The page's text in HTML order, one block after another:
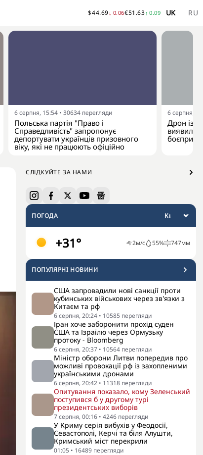
$44.69↓ 0.06€51.63↑ 0.09 UK RU
6 серпня, 15:54 • 30634 перегляди
Польська партія "Право і
Справедливість" запропонує
депортувати українців призовного
віку, які не працюють офіційно
6 серпня,
Дрон із
виявили
СЛІДКУЙТЕ ЗА НАМИ
ПОГОДА
+31° 2м/с 55% 747мм
ПОПУЛЯРНI НОВИНИ
США запровадили нові санкції проти
кубинських військових через зв'язки з
Китаєм та рф
6 серпня, 20:24 • 10585 перегляди
Іран хоче заборонити прохід суден
США та Ізраїлю через Ормузьку
протоку - Bloomberg
6 серпня, 20:37 • 10564 перегляди
Міністр оборони Литви попередив про
можливі провокації рф із захопленими
українськими дронами
6 серпня, 20:42 • 11318 перегляди
Опитування показало, кому Зеленський
поступився б у другому турі
президентських виборів
7 серпня, 00:16 • 4246 перегляди
У Криму серія вибухів у Феодосії,
Севастополі, Керчі та біля Алушти,
Кримський міст перекрили
01:05 • 16489 перегляди